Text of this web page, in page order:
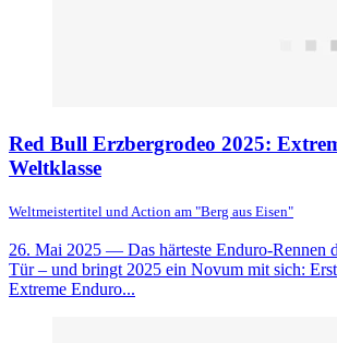
Red Bull Erzbergrodeo 2025:
Weltklasse
Weltmeistertitel und Action am "Berg aus Eisen"
26. Mai 2025 — Das härteste Enduro-Rennen
Tür – und bringt 2025 ein Novum mit sich:
Extreme Enduro...